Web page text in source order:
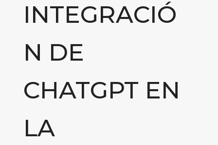
INTEGRACIÓ
N DE
CHATGPT EN
LA